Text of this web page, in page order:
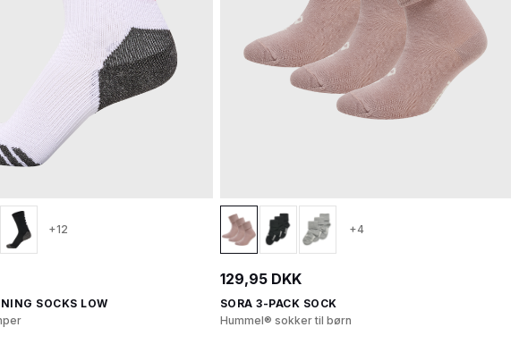
+12
SOCKS LOW
+4
129,95 DKK
SORA 3-PACK SOCK
Hummel® sokker til børn